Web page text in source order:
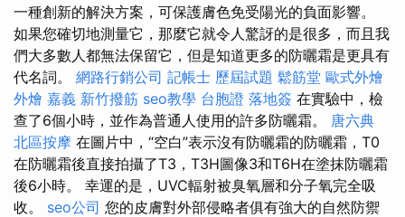
一種創新的解決方案，可保護膚色免受陽光的負面影響。
如果您確切地測量它，那麼它就令人驚訝的是很多，而且我
們大多數人都無法保留它，但是知道更多的防曬霜是更具有
代名詞。 網路行銷公司 記帳士 歷屆試題 鬆筋堂 歐式外燴
外燴 嘉義 新竹撥筋 seo教學 台胞證 落地簽 在實驗中，檢
查了6個小時，並作為普通人使用的許多防曬霜。 唐六典
北區按摩 在圖片中，“空白”表示沒有防曬霜的防曬霜，T0
在防曬霜後直接拍攝了T3，T3H圖像3和T6H在塗抹防曬霜
後6小時。 幸運的是，UVC輻射被臭氧層和分子氧完全吸
收。 seo公司 您的皮膚對外部侵略者俱有強大的自然防禦